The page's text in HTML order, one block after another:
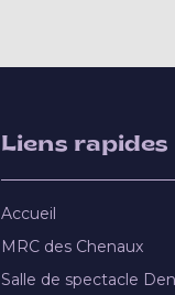
Liens rapides
Accueil
MRC des Chenaux
Salle de spectacle